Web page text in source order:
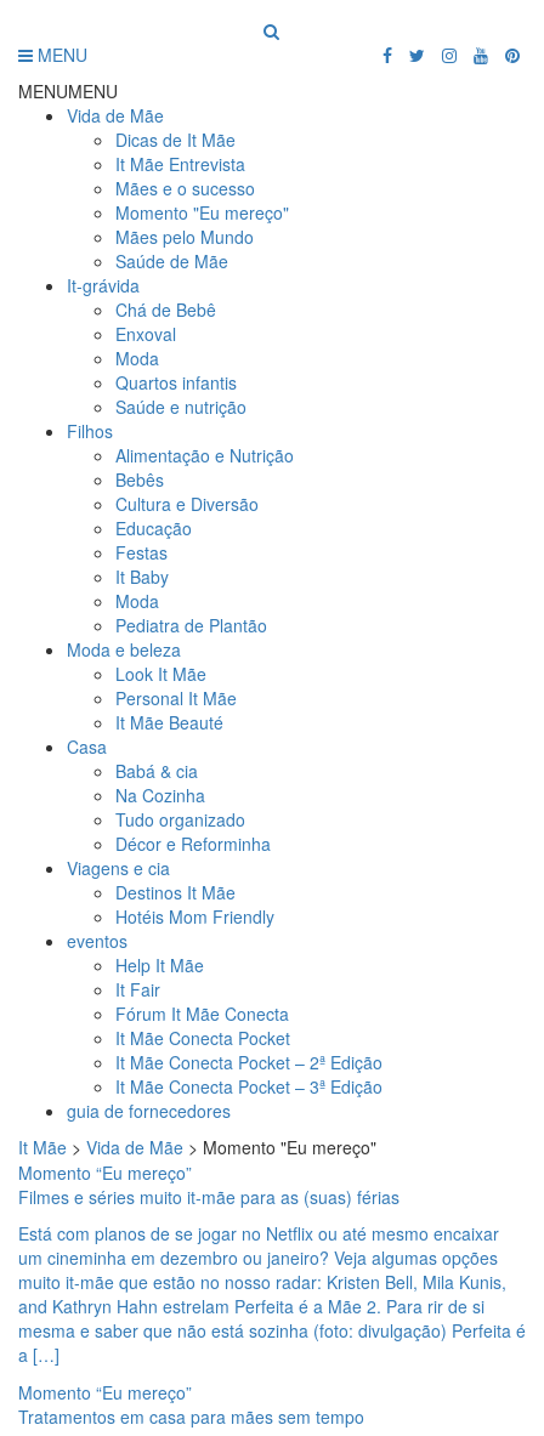
MENU
MENUMENU
Vida de Mãe
Dicas de It Mãe
It Mãe Entrevista
Mães e o sucesso
Momento "Eu mereço"
Mães pelo Mundo
Saúde de Mãe
It-grávida
Chá de Bebê
Enxoval
Moda
Quartos infantis
Saúde e nutrição
Filhos
Alimentação e Nutrição
Bebês
Cultura e Diversão
Educação
Festas
It Baby
Moda
Pediatra de Plantão
Moda e beleza
Look It Mãe
Personal It Mãe
It Mãe Beauté
Casa
Babá & cia
Na Cozinha
Tudo organizado
Décor e Reforminha
Viagens e cia
Destinos It Mãe
Hotéis Mom Friendly
eventos
Help It Mãe
It Fair
Fórum It Mãe Conecta
It Mãe Conecta Pocket
It Mãe Conecta Pocket – 2ª Edição
It Mãe Conecta Pocket – 3ª Edição
guia de fornecedores
It Mãe > Vida de Mãe > Momento "Eu mereço"
Momento “Eu mereço”
Filmes e séries muito it-mãe para as (suas) férias
Está com planos de se jogar no Netflix ou até mesmo encaixar
um cineminha em dezembro ou janeiro? Veja algumas opções
muito it-mãe que estão no nosso radar: Kristen Bell, Mila Kunis,
and Kathryn Hahn estrelam Perfeita é a Mãe 2. Para rir de si
mesma e saber que não está sozinha (foto: divulgação) Perfeita é
a […]
Momento “Eu mereço”
Tratamentos em casa para mães sem tempo